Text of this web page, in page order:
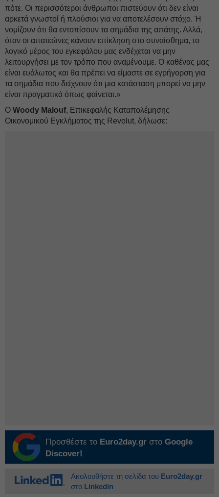
πότε. Οι περισσότεροι άνθρωποι πιστεύουν ότι δεν είναι
αρκετά γνωστοί ή πλούσιοι για να αποτελέσουν στόχο. Ή
νομίζουν ότι θα εντοπίσουν τα σημάδια της απάτης. Αλλά,
όταν οι απατεώνες κάνουν επίκληση στο συναίσθημα, το
λογικό μέρος του εγκεφάλου μας ενδέχεται να μην
λειτουργήσει με τον τρόπο που αναμένουμε. Ο καθένας μας
είναι ευάλωτος και θα πρέπει να είμαστε σε εγρήγορση για
τα σημάδια που δείχνουν ότι μια κατάσταση μπορεί να μην
είναι πραγματικά όπως φαίνεται.»
Ο Woody Malouf, Επικεφαλής Καταπολέμησης
Οικονομικού Εγκλήματος της Revolut, δήλωσε:
Προσθέστε το Euro2day.gr στο Google
Discover!
Ακολουθήστε τη σελίδα του Euro2day.gr
στο Linkedin